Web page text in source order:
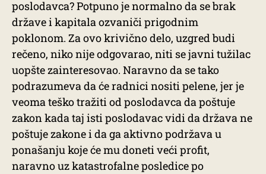
poslodavca? Potpuno je normalno da se brak
države i kapitala ozvaniči prigodnim
poklonom. Za ovo krivično delo, uzgred budi
rečeno, niko nije odgovarao, niti se javni tužilac
uopšte zainteresovao. Naravno da se tako
podrazumeva da će radnici nositi pelene, jer je
veoma teško tražiti od poslodavca da poštuje
zakon kada taj isti poslodavac vidi da država ne
poštuje zakone i da ga aktivno podržava u
ponašanju koje će mu doneti veći profit,
naravno uz katastrofalne posledice po